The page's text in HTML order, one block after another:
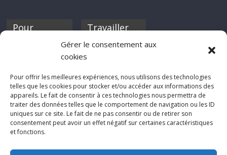
Gérer le consentement aux
cookies
Pour offrir les meilleures expériences, nous utilisons des technologies
telles que les cookies pour stocker et/ou accéder aux informations des
appareils. Le fait de consentir à ces technologies nous permettra de
traiter des données telles que le comportement de navigation ou les ID
uniques sur ce site. Le fait de ne pas consentir ou de retirer son
consentement peut avoir un effet négatif sur certaines caractéristiques
et fonctions.
Pour
discothèque
Travailler
Si tu souhaites
Rocknfool, n'hésite
pas à nous envoyer
tes chroniques de
concerts, de films,
séries ou des billets
d'humeur :
net